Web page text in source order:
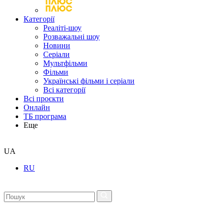
Категорії
Реаліті-шоу
Розважальні шоу
Новини
Серіали
Мультфільми
Фільми
Українські фільми і серіали
Всі категорії
Всі проєкти
Онлайн
ТБ програма
Еще
UA
RU